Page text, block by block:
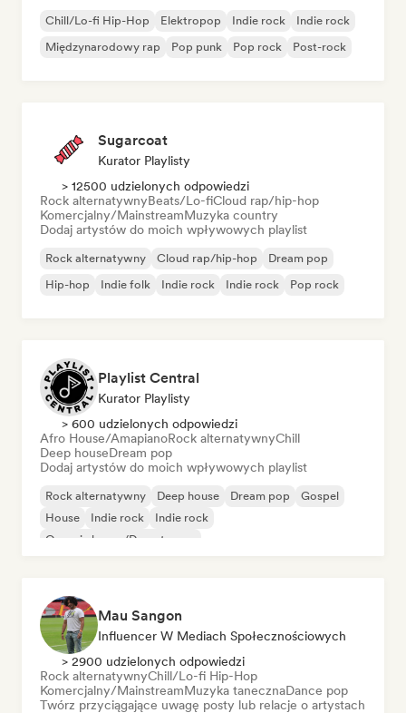
Chill/Lo-fi Hip-Hop Elektropop Indie rock
Indie rock
Międzynarodowy rap
Pop punk Pop rock Post-rock
Sugarcoat
Kurator Playlisty
> 12500 udzielonych odpowiedzi
Rock alternatywnyBeats/Lo-fiCloud rap/hip-hop
Komercjalny/MainstreamMuzyka country
Dodaj artystów do moich wpływowych playlist
Rock alternatywny Cloud rap/hip-hop
Dream pop
Hip-hop
Indie folk Indie rock Indie rock Pop rock
Playlist Central
Kurator Playlisty
> 600 udzielonych odpowiedzi
Afro House/AmapianoRock alternatywnyChill
Deep houseDream pop
Dodaj artystów do moich wpływowych playlist
Rock alternatywny Deep house Dream pop
Gospel
House
Indie rock
Indie rock
Organic house/Downtempo
Mau Sangon
Influencer W Mediach Społecznościowych
> 2900 udzielonych odpowiedzi
Rock alternatywnyChill/Lo-fi Hip-Hop
Komercjalny/MainstreamMuzyka tanecznaDance pop
Twórz przyciągające uwagę posty lub relacje o artystach